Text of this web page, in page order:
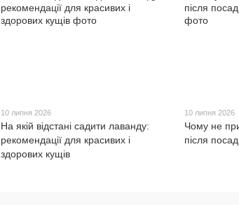
10 липня 2026
На якій відстані садити лаванду:
рекомендації для красивих і
здорових кущів
10 липня 2026
Чому не
після